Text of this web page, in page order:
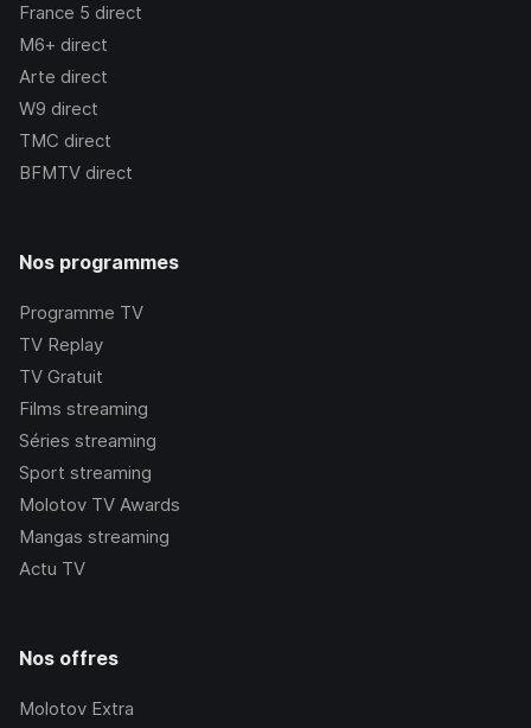
France 5 direct
M6+ direct
Arte direct
W9 direct
TMC direct
BFMTV direct
Nos programmes
Programme TV
TV Replay
TV Gratuit
Films streaming
Séries streaming
Sport streaming
Molotov TV Awards
Mangas streaming
Actu TV
Nos offres
Molotov Extra